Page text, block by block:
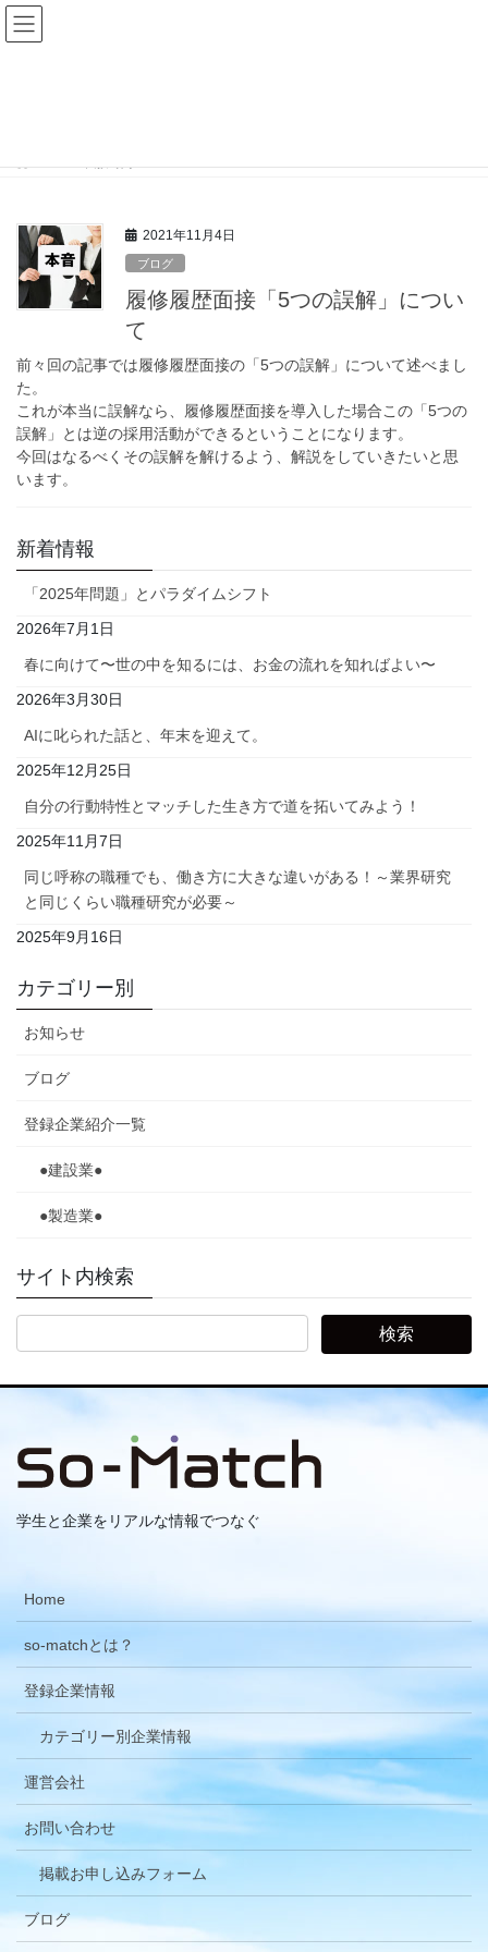
コ
ン
動
ナ
ビ
に
2021年11月4日
ブログ
履修履歴面接「5つの誤解」につい
て
前々回の記事では履修履歴面接の「5つの誤解」について述べまし
た。
これが本当に誤解なら、履修履歴面接を導入した場合この「5つの
誤解」とは逆の採用活動ができるということになります。
今回はなるべくその誤解を解けるよう、解説をしていきたいと思
います。
新着情報
「2025年問題」とパラダイムシフト
2026年7月1日
春に向けて〜世の中を知るには、お金の流れを知ればよい〜
2026年3月30日
AIに叱られた話と、年末を迎えて。
2025年12月25日
自分の行動特性とマッチした生き方で道を拓いてみよう！
2025年11月7日
同じ呼称の職種でも、働き方に大きな違いがある！～業界研究
と同じくらい職種研究が必要～
2025年9月16日
カテゴリー別
お知らせ
ブログ
登録企業紹介一覧
●建設業●
●製造業●
サイト内検索
学生と企業をリアルな情報でつなぐ
Home
so-matchとは？
登録企業情報
カテゴリー別企業情報
運営会社
お問い合わせ
掲載お申し込みフォーム
ブログ